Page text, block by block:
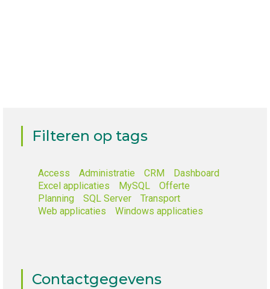
Filteren op tags
Access Administratie CRM
Dashboard
Excel applicaties
MySQL
Offerte
Planning
SQL Server
Transport
Web applicaties
Windows applicaties
Contactgegevens